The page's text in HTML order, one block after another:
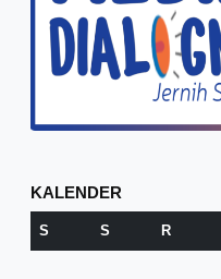
KALENDER
S S R